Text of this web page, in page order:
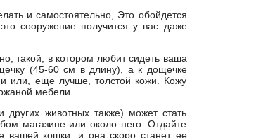
и самостоятельно, Это обойдется
сооружение получится у вас даже
такой, в котором любит сидеть ваша
(45-60 см в длину), а к дощечке
или, еще лучше, толстой кожи. Кожу
мебели.
животных также) может стать
магазине или около него. Отдайте
вашей кошки, и она скоро станет ее